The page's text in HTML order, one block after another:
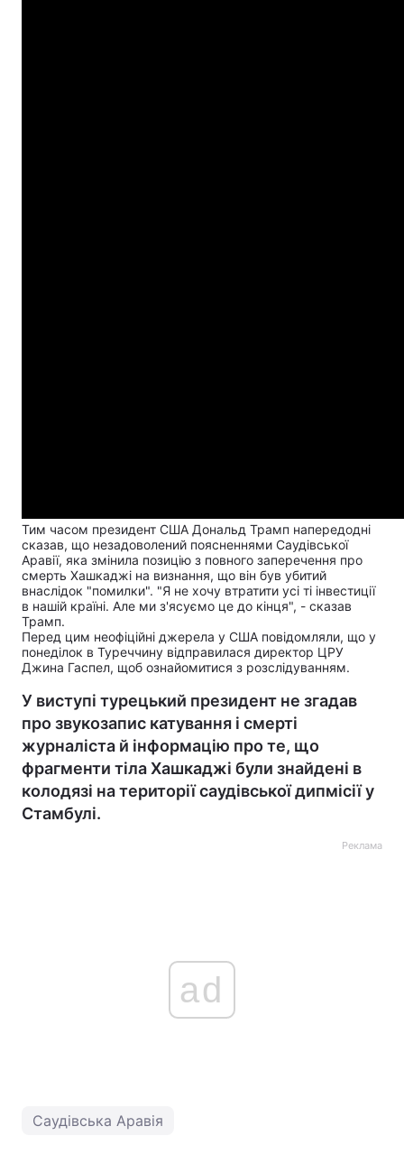
Тим часом президент США Дональд Трамп напередодні
сказав, що незадоволений поясненнями Саудівської
Аравії, яка змінила позицію з повного заперечення про
смерть Хашкаджі на визнання, що він був убитий
внаслідок "помилки". "Я не хочу втратити усі ті інвестиції
в нашій країні. Але ми з'ясуємо це до кінця", - сказав
Трамп.
Перед цим неофіційні джерела у США повідомляли, що у
понеділок в Туреччину відправилася директор ЦРУ
Джина Гаспел, щоб ознайомитися з розслідуванням.
У виступі турецький президент не згадав
про звукозапис катування і смерті
журналіста й інформацію про те, що
фрагменти тіла Хашкаджі були знайдені в
колодязі на території саудівської дипмісії у
Стамбулі.
Реклама
ad
Саудівська Аравія